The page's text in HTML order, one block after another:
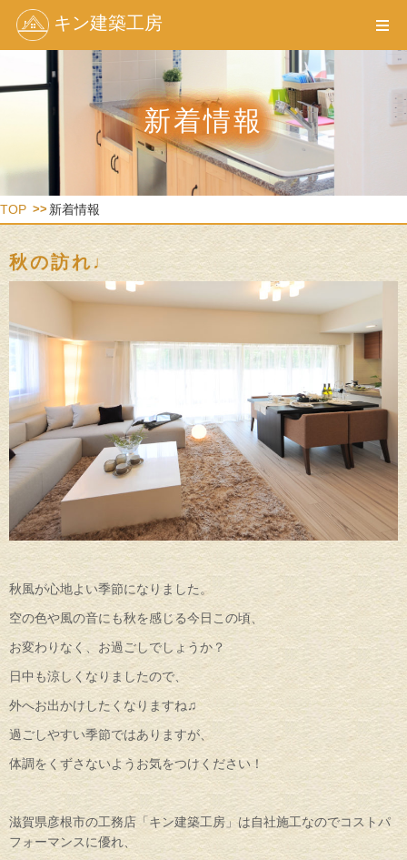
キン建築工房
新着情報
TOP 新着情報
秋の訪れ♩
秋風が心地よい季節になりました。
空の色や風の音にも秋を感じる今日この頃、
お変わりなく、お過ごしでしょうか？
日中も涼しくなりましたので、
外へお出かけしたくなりますね♫
過ごしやすい季節ではありますが、
体調をくずさないようお気をつけください！
滋賀県彦根市の工務店「キン建築工房」は自社施工なのでコストパ
フォーマンスに優れ、